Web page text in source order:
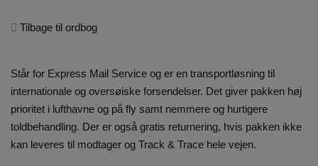
Tilbage til ordbog
Står for Express Mail Service og er en transportløsning til
internationale og oversøiske forsendelser. Det giver pakken høj
prioritet i lufthavne og på fly samt nemmere og hurtigere
toldbehandling. Der er også gratis returnering, hvis pakken ikke
kan leveres til modtager og Track & Trace hele vejen.